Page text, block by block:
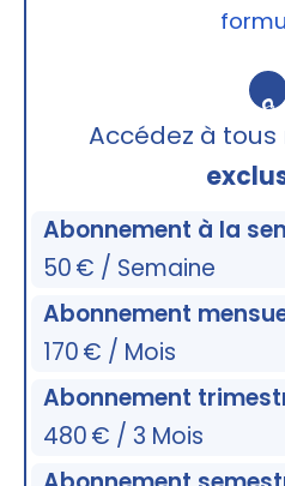
🔒
Accédez à
Abonnement à la
50 € / Semaine
Abonnement
170 € / Mois
Abonnement
480 € / 3 Mois